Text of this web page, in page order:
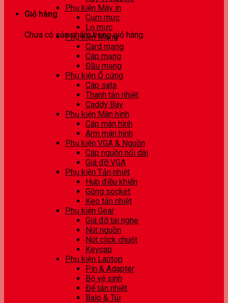
Giỏ hàng
Chưa có sản phẩm trong giỏ hàng.
Phụ kiện Máy in
Cụm mực
Lọ mực
Phụ kiện Mạng
Card mạng
Cáp mạng
Đầu mạng
Phụ kiện Ổ cứng
Cáp sata
Thanh tản nhiệt
Caddy Bay
Phụ kiện Màn hình
Cáp màn hình
Arm màn hình
Phụ kiện VGA & Nguồn
Cáp nguồn nối dài
Giá đỡ VGA
Phụ kiện Tản nhiệt
Hub điều khiển
Gông socket
Keo tản nhiệt
Phụ kiện Gear
Giá đỡ tai nghe
Nút nguồn
Nút click chuột
Keycap
Phụ kiện Laptop
Pin & Adapter
Bộ vệ sinh
Đế tản nhiệt
Balo & Túi